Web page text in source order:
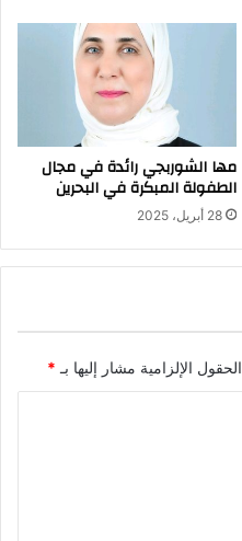
مها الشوربجي رائدة في مجال
الطفولة المبكرة في البحرين
28 أبريل، 2025
الحقول الإلزامية مشار إليها بـ *